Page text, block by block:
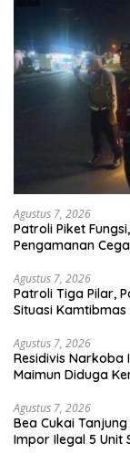
Agustus 7, 2026
Patroli Piket
Pengamanan
Agustus 7, 2026
Patroli Tiga Pilar,
Situasi
Agustus 7, 2026
Residivis Narkoba
Maimun Diduga
Agustus 7, 2026
Bea Cukai
Impor Ilegal 5 Unit